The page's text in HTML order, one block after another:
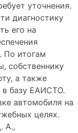
уточнения.
диагностику
его на
По итогам
собственнику
а также
в базу ЕАИСТО.
автомобиля на
целях.
А.,